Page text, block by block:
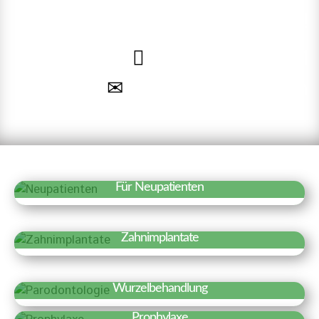
Für Neupatienten
Wir freuen uns über Ihr Interesse an
unserer Praxis. Auf einen Blick haben wir
Informationen für einen ersten Termin
zusammengestellt.
Erfahren Sie mehr »
Zahnimplantate
Zahnimplantate sind künstliche
Zahnwurzeln, die fest in den
Erfahren Sie mehr »
Wurzelbehandlung
Erfahren Sie mehr »